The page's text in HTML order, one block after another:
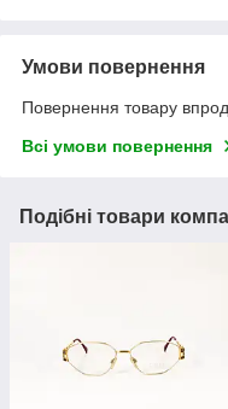
Умови повернення
Повернення товару
Всі умови повернення
Подібні товари